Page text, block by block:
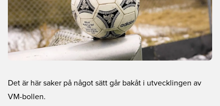
Det är här saker på något sätt går bakåt i utvecklingen av
VM-bollen.